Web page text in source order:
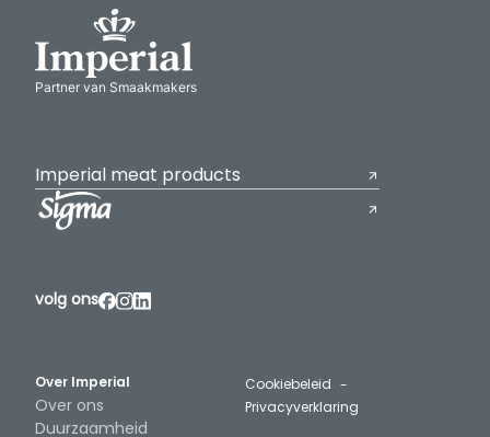
Partner van Smaakmakers
Imperial meat products
Over Imperial
Over ons
Duurzaamheid
volg ons
Cookiebeleid
Privacyverklaring